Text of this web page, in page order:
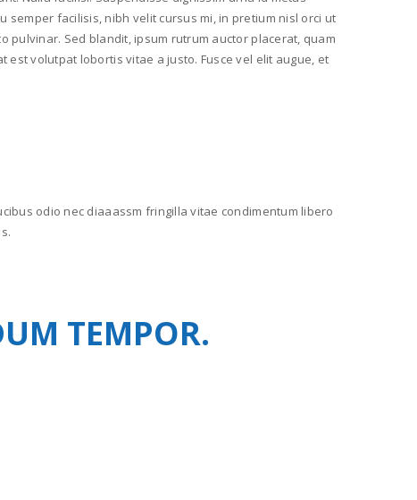
facilisis, nibh velit cursus mi, in pretium nisl orci ut
pulvinar. Sed blandit, ipsum rutrum auctor placerat, quam
volutpat lobortis vitae a justo. Fusce vel elit augue, et
odio nec diaaassm fringilla vitae condimentum libero
TEMPOR.